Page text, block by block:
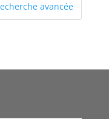
avancée